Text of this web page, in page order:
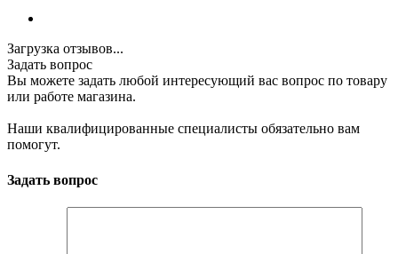
Загрузка отзывов...
Задать вопрос
Вы можете задать любой интересующий вас вопрос по товару
или работе магазина.
Наши квалифицированные специалисты обязательно вам
помогут.
Задать вопрос